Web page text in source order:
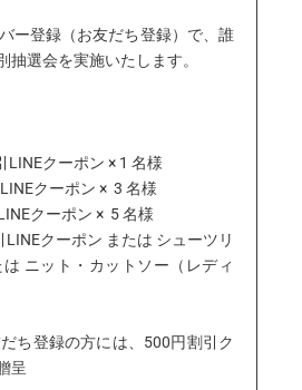
ー登録（お友だち登録）で、誰
抽選会を実施いたします。
LINEクーポン × 1 名様
クーポン × 3 名様
クーポン × 5 名様
クーポン または シューツリ
ニット・カットソー（レディ
ち登録の方には、500円割引ク
呈